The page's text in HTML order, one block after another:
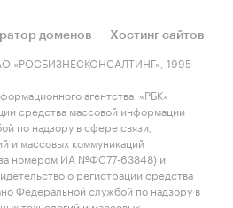
можно отнести рынок по
(малый/крупный, с
с отстающей
перспективе и в
Меняются ли позиции
времени?
и какой у региона
сравнить его с
доходами, со схожей
доменов
Хостинг сайтов
«РОСБИЗНЕСКОНСАЛТИНГ», 1995-
агентства «РБК»
средства массовой информации
по надзору в сфере связи,
и массовых коммуникаций
номером ИА №ФС77-63848) и
о регистрации средства
Федеральной службой по надзору в